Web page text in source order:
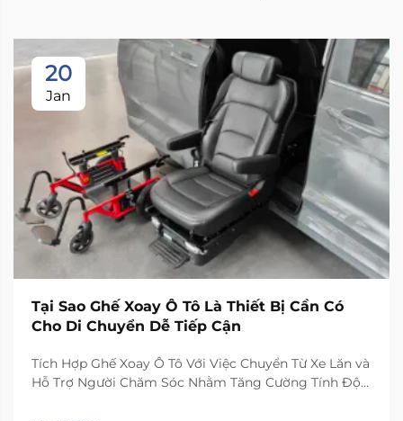
20
Jan
Tại Sao Ghế Xoay Ô Tô Là Thiết Bị Cần Có
Cho Di Chuyển Dễ Tiếp Cận
Tích Hợp Ghế Xoay Ô Tô Với Việc Chuyển Từ Xe Lăn và
Hỗ Trợ Người Chăm Sóc Nhằm Tăng Cường Tính Độc